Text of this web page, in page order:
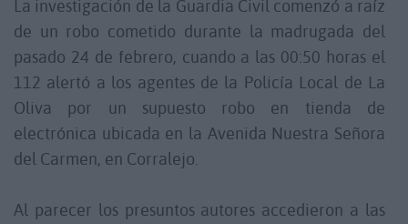
La investigación de la Guardia Civil comenzó a raíz
de un robo cometido durante la madrugada del
pasado 24 de febrero, cuando a las 00:50 horas el
112 alertó a los agentes de la Policía Local de La
Oliva por un supuesto robo en tienda de
electrónica ubicada en la Avenida Nuestra Señora
del Carmen, en Corralejo.
Al parecer los presuntos autores accedieron a las